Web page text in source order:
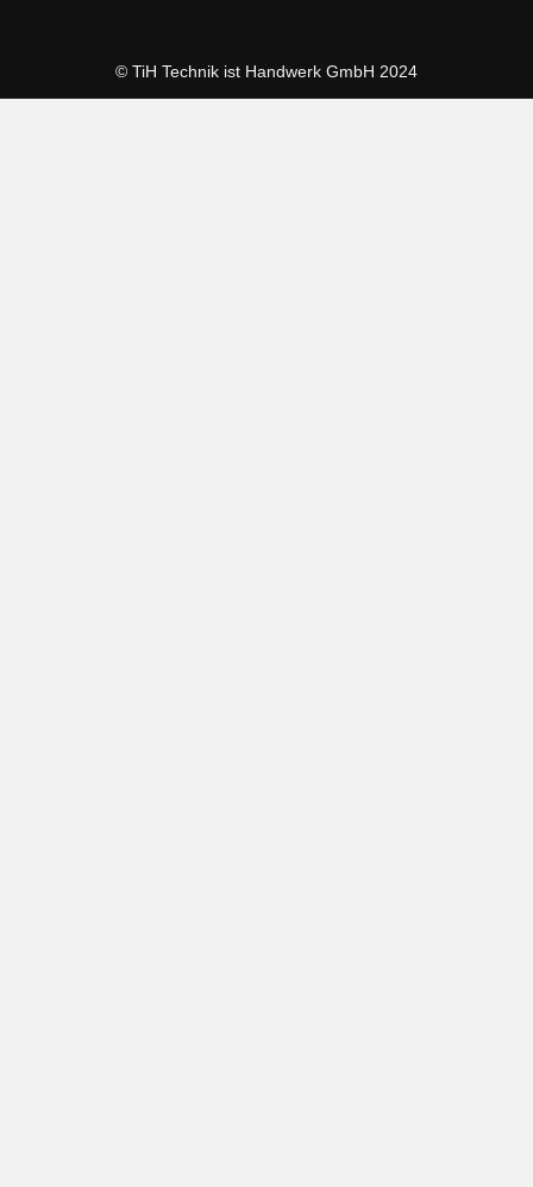
© TiH Technik ist Handwerk GmbH 2024